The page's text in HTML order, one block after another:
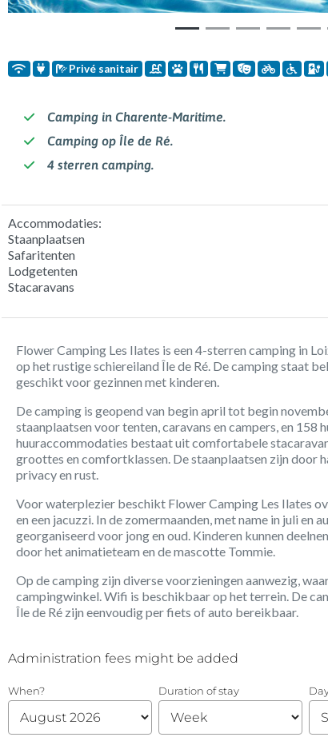
Privé sanitair
Camping in Charente-Maritime.
Camping op Île de Ré.
4 sterren camping.
Accommodaties:
Staanplaatsen
Safaritenten
Lodgetenten
Stacaravans
Flower Camping Les Ilates is een 4-sterren camping in
op het rustige schiereiland Île de Ré. De camping staat
geschikt voor gezinnen met kinderen.
De camping is geopend van begin april tot begin
staanplaatsen voor tenten, caravans en campers, en 158
huuraccommodaties bestaat uit comfortabele
groottes en comfortklassen. De staanplaatsen zijn door
privacy en rust.
Voor waterplezier beschikt Flower Camping Les Ilates
en een jacuzzi. In de zomermaanden, met name in juli en
georganiseerd voor jong en oud. Kinderen kunnen
door het animatieteam en de mascotte Tommie.
Op de camping zijn diverse voorzieningen aanwezig,
campingwinkel. Wifi is beschikbaar op het terrein. De
Île de Ré zijn eenvoudig per fiets of auto bereikbaar.